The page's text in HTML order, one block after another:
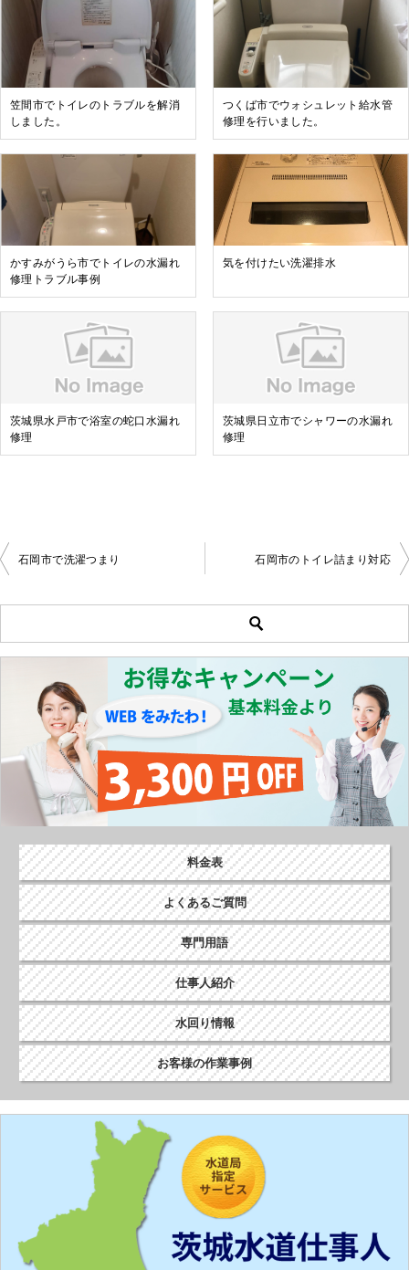
笠間市でトイレのトラブルを解消
しました。
つくば市でウォシュレット給水管
修理を行いました。
かすみがうら市でトイレの水漏れ
修理トラブル事例
気を付けたい洗濯排水
茨城県水戸市で浴室の蛇口水漏れ
修理
茨城県日立市でシャワーの水漏れ
修理
投
稿
ビ
ゲ
ー
シ
ョ
ン
石岡市で洗濯つまり 石岡市のトイレ詰まり対応
料金表
よくあるご質問
専門用語
仕事人紹介
水回り情報
お客様の作業事例